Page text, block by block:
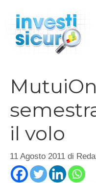
contenuto
il volo
11 Agosto 2011 di